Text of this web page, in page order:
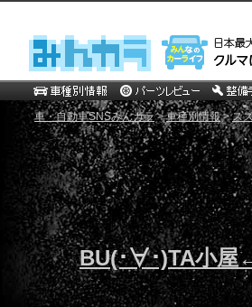
車・自動車SNSみんカラ>車種別情報>ス
BU(･∀･)TA小屋